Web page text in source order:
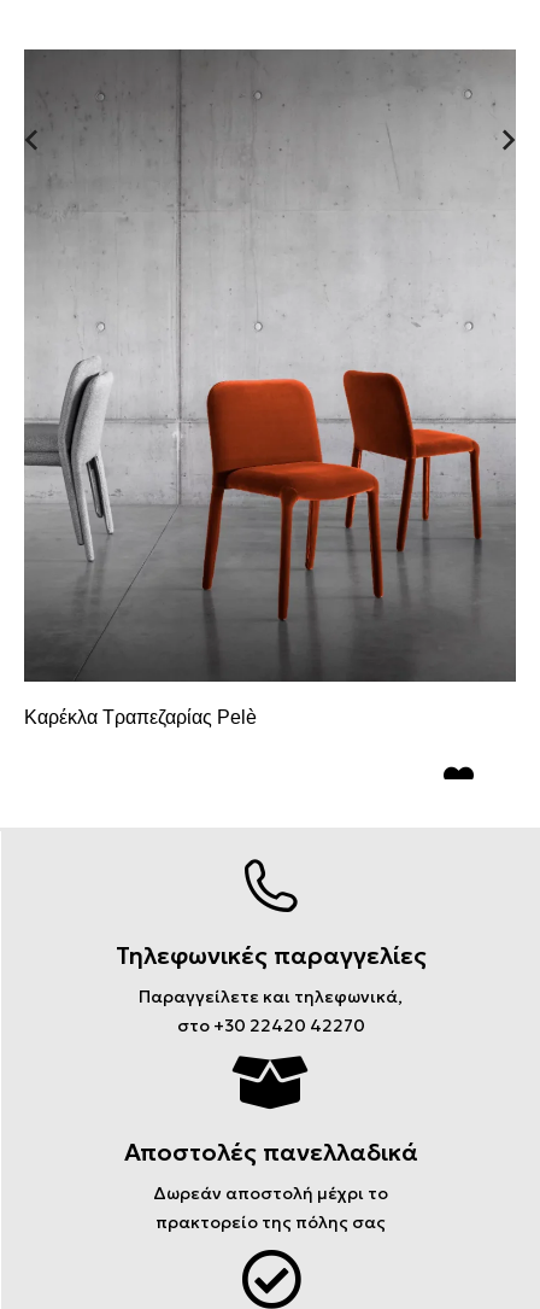
Καρέκλα Τραπεζαρίας Pelè
Τηλεφωνικές παραγγελίες
Παραγγείλετε και τηλεφωνικά,
στο +30 22420 42270
Αποστολές πανελλαδικά
Δωρεάν αποστολή μέχρι το
πρακτορείο της πόλης σας